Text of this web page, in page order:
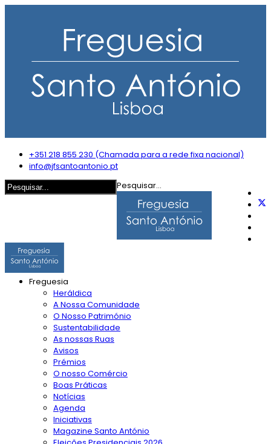
+351 218 855 230 (Chamada para a rede fixa nacional)
info@jfsantoantonio.pt
Pesquisar...
Freguesia
Heráldica
A Nossa Comunidade
O Nosso Património
Sustentabilidade
As nossas Ruas
Avisos
Prémios
O nosso Comércio
Boas Práticas
Notícias
Agenda
Iniciativas
Magazine Santo António